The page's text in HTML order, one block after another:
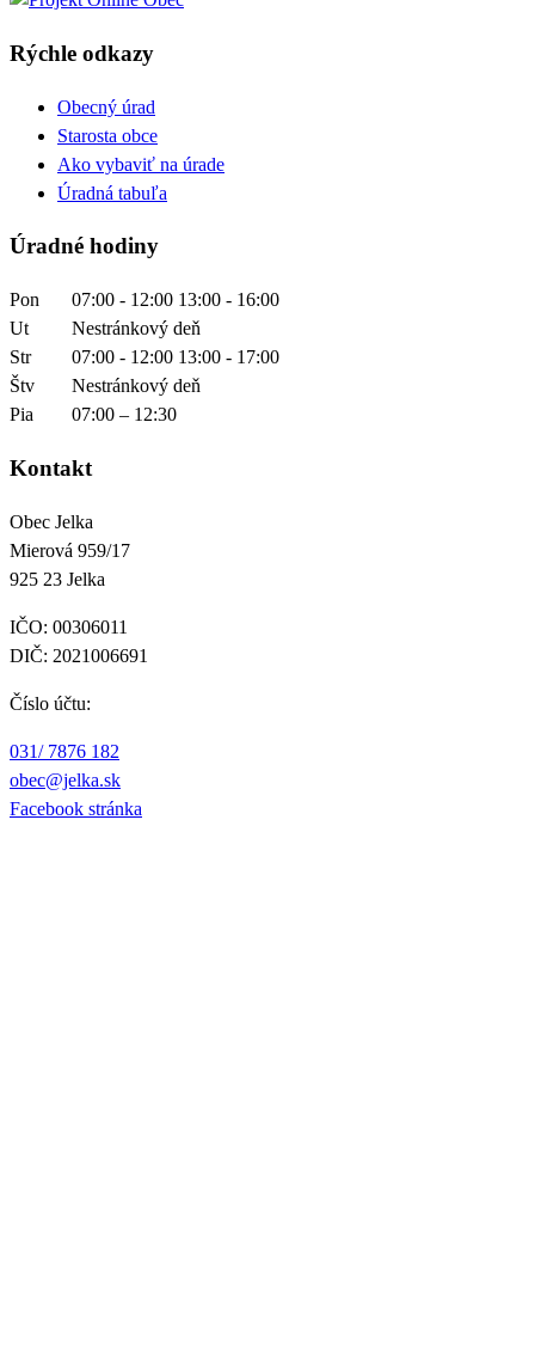
Rýchle odkazy
Obecný úrad
Starosta obce
Ako vybaviť na úrade
Úradná tabuľa
Úradné hodiny
Pon
07:00 - 12:00 13:00 - 16:00
Ut
Nestránkový deň
Str
07:00 - 12:00 13:00 - 17:00
Štv
Nestránkový deň
Pia
07:00 – 12:30
Kontakt
Obec Jelka
Mierová 959/17
925 23 Jelka
IČO: 00306011
DIČ: 2021006691
Číslo účtu:
031/ 7876 182
obec@jelka.sk
Facebook stránka